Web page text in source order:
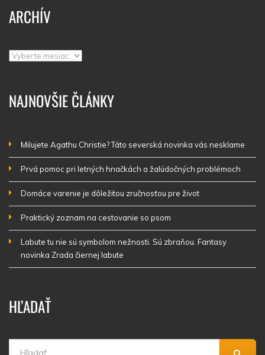
ARCHÍV
Archív
NAJNOVŠIE ČLÁNKY
Milujete Agathu Christie? Táto severská novinka vás nesklame
Prvá pomoc pri letných hnačkách a žalúdočných problémoch
Domáce varenie je dôležitou zručnosťou pre život
Praktický zoznam na cestovanie so psom
Labute tu nie sú symbolom nežnosti. Sú zbraňou. Fantasy
novinka Zrada čiernej labute
HĽADAŤ